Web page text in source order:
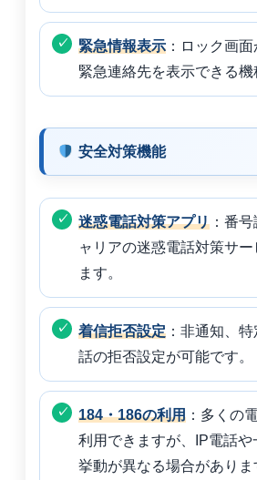
緊急情報表示 ：ロック画
緊急連絡先を表示できる機
安全対策機能
迷惑電話対策アプリ ：番
ャリアの迷惑電話対策サー
ます。
着信拒否設定 ：非通知、
話の拒否設定が可能です。
184・186の利用 ：多くの
利用できますが、IP電話や
挙動が異なる場合がありま